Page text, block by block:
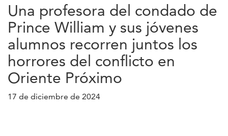
Una profesora del condado de
Prince William y sus jóvenes
alumnos recorren juntos los
horrores del conflicto en
Oriente Próximo
17 de diciembre de 2024